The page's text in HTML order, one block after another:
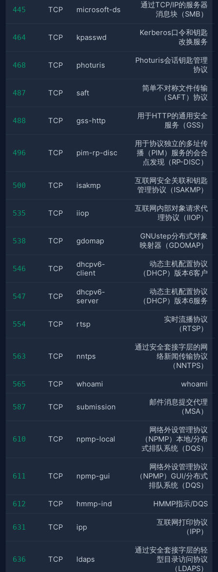
445 TCP microsoft-ds
通过TCP/IP的服务器
消息块（SMB）
464 TCP kpasswd
Kerberos口令和钥匙
改换服务
468 TCP photuris
Photuris会话钥匙管理
协议
487 TCP saft
简单不对称文件传输
（SAFT）协议
488 TCP gss-http
用于HTTP的通用安全
服务（GSS）
496 TCP pim-rp-disc
用于协议独立的多址传
播（PIM）服务的会合
点发现（RP-DISC）
500 TCP isakmp
互联网安全关联和钥匙
管理协议（ISAKMP）
535 TCP iiop
互联网内部对象请求代
理协议（IIOP）
538 TCP gdomap
GNUstep分布式对象
映射器（GDOMAP）
546 TCP
dhcpv6-
client
动态主机配置协议
（DHCP）版本6客户
547 TCP
dhcpv6-
server
动态主机配置协议
（DHCP）版本6服务
554 TCP rtsp
实时流播协议
（RTSP）
563 TCP nntps
通过安全套接字层的网
络新闻传输协议
（NNTPS）
565 TCP whoami whoami
587 TCP submission
邮件消息提交代理
（MSA）
610 TCP npmp-local
网络外设管理协议
（NPMP）本地/分布
式排队系统（DQS）
611 TCP npmp-gui
网络外设管理协议
（NPMP）GUI/分布式
排队系统（DQS）
612 TCP hmmp-ind HMMP指示/DQS
631 TCP ipp
互联网打印协议
（IPP）
636 TCP ldaps
通过安全套接字层的轻
型目录访问协议
（LDAPS）